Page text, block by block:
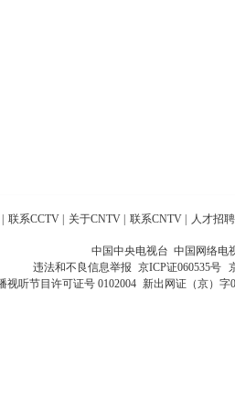
联系CCTV 关于CNTV 联系CNTV 人才招聘
中国中央电视台 中国网络电
违法和不良信息举报 京ICP证060535号
视听节目许可证号 0102004 新出网证（京）